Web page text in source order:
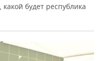
будет республика